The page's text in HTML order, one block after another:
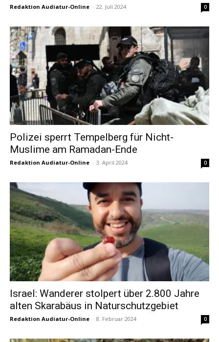
Redaktion Audiatur-Online - 22. Juli 2024 0
Polizei sperrt Tempelberg für Nicht-
Muslime am Ramadan-Ende
Redaktion Audiatur-Online - 3. April 2024 0
Israel: Wanderer stolpert über 2.800 Jahre
alten Skarabäus in Naturschutzgebiet
Redaktion Audiatur-Online - 8. Februar 2024 0